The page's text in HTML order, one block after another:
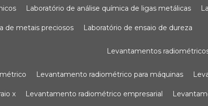
laboratório de análise química de ligas metálicas
de metais preciosos laboratório de ensaio de dureza
levantamentos
levantamento radiométrico para máquinas
x levantamento radiométrico empresarial